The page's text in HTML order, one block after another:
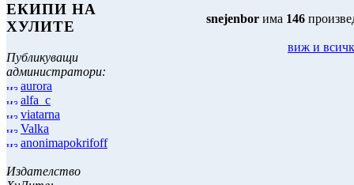
ЕКИПИ НА
ХУЛИТЕ
Публикуващи
администратори:
aurora
alfa_c
viatarna
Valka
anonimapokrifoff
Издателство
snejenbor има 146
виж и